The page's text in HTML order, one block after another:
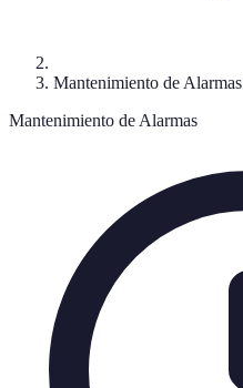
Mantenimiento de Alarmas
Mantenimiento de Alarmas